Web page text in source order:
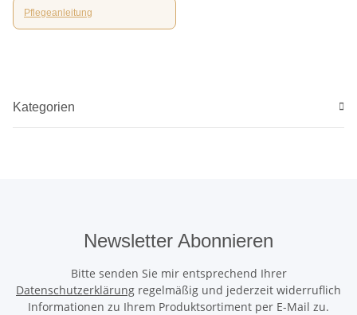
Pflegeanleitung
Kategorien
Newsletter Abonnieren
Bitte senden Sie mir entsprechend Ihrer
Datenschutzerklärung regelmäßig und jederzeit widerruflich
Informationen zu Ihrem Produktsortiment per E-Mail zu.